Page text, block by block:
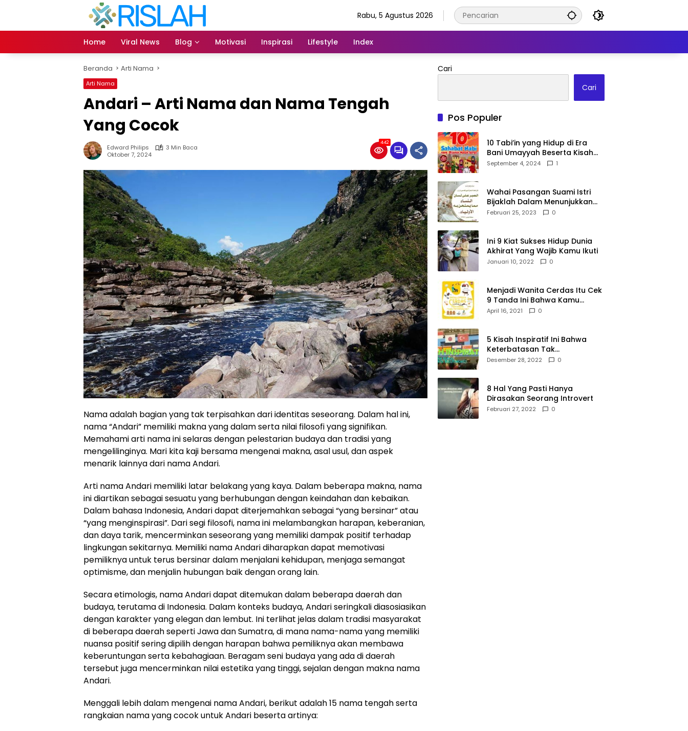
Rabu, 5 Agustus 2026
Home Viral News Blog Motivasi Inspirasi Lifestyle Index
Beranda Arti Nama
Arti Nama
Andari – Arti Nama dan Nama Tengah
Yang Cocok
Edward Philips
3 Min Baca
Oktober 7, 2024
442
Nama adalah bagian yang tak terpisahkan dari identitas seseorang. Dalam hal ini,
nama “Andari” memiliki makna yang dalam serta nilai filosofi yang signifikan.
Memahami arti nama ini selaras dengan pelestarian budaya dan tradisi yang
mengelilinginya. Mari kita kaji bersama mengenai makna, asal usul, dan aspek
menarik lainnya dari nama Andari.
Arti nama Andari memiliki latar belakang yang kaya. Dalam beberapa makna, nama
ini diartikan sebagai sesuatu yang berhubungan dengan keindahan dan kebaikan.
Dalam bahasa Indonesia, Andari dapat diterjemahkan sebagai “yang bersinar” atau
“yang menginspirasi”. Dari segi filosofi, nama ini melambangkan harapan, keberanian,
dan daya tarik, mencerminkan seseorang yang memiliki dampak positif terhadap
lingkungan sekitarnya. Memiliki nama Andari diharapkan dapat memotivasi
pemiliknya untuk terus bersinar dalam menjalani kehidupan, menjaga semangat
optimisme, dan menjalin hubungan baik dengan orang lain.
Secara etimologis, nama Andari dapat ditemukan dalam beberapa daerah dan
budaya, terutama di Indonesia. Dalam konteks budaya, Andari seringkali diasosiasikan
dengan karakter yang elegan dan lembut. Ini terlihat jelas dalam tradisi masyarakat
di beberapa daerah seperti Jawa dan Sumatra, di mana nama-nama yang memiliki
nuansa positif sering dipilih dengan harapan bahwa pemiliknya akan membawa
keberuntungan serta kebahagiaan. Beragam seni budaya yang ada di daerah
tersebut juga mencerminkan nilai estetika yang tinggi, sejalan dengan makna nama
Andari.
Menggali lebih dalam mengenai nama Andari, berikut adalah 15 nama tengah serta
rangkaian nama yang cocok untuk Andari beserta artinya:
Cari
Cari
Pos Populer
10 Tabi’in yang Hidup di Era
Bani Umayyah Beserta Kisah
Teladan Mereka!
September 4, 2024 1
Wahai Pasangan Suami Istri
Bijaklah Dalam Menunjukkan
Kebahagiaanmu Di Publik
Februari 25, 2023 0
Ini 9 Kiat Sukses Hidup Dunia
Akhirat Yang Wajib Kamu Ikuti
Januari 10, 2022 0
Menjadi Wanita Cerdas Itu Cek
9 Tanda Ini Bahwa Kamu
Memang Wanita Cerdas
April 16, 2021 0
5 Kisah Inspiratif Ini Bahwa
Keterbatasan Tak
Menghalangi Segalanya
Desember 28, 2022 0
8 Hal Yang Pasti Hanya
Dirasakan Seorang Introvert
Februari 27, 2022 0